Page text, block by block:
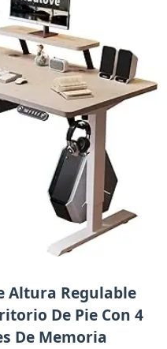
Altura Regulable
De Pie Con 4
De Memoria